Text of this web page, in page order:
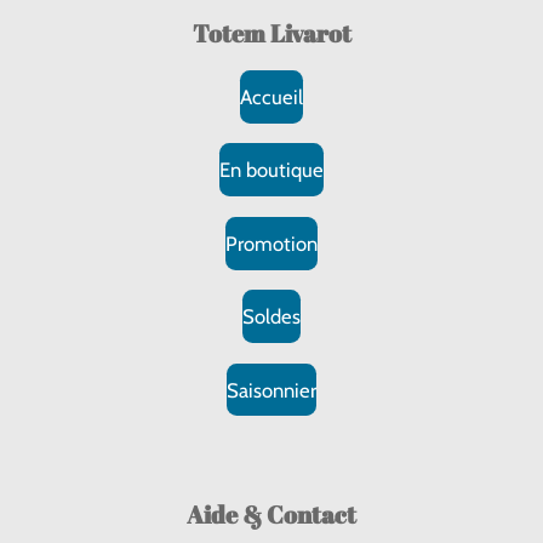
Totem Livarot
Accueil
En boutique
Promotion
Soldes
Saisonnier
Aide & Contact